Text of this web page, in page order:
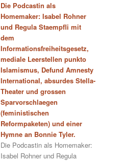
Die Podcastin als
Homemaker: Isabel Rohner
und Regula Staempfli mit
dem
Informationsfreiheitsgesetz,
mediale Leerstellen punkto
Islamismus, Defund Amnesty
International, absurdes Stella-
Theater und grossen
Sparvorschlaegen
(feministischen
Reformpaketen) und einer
Hymne an Bonnie Tyler.
Die Podcastin als Homemaker:
Isabel Rohner und Regula